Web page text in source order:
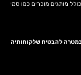
מותגים מוכרים כמו סמי
במטרה להבטיח שלקוחותיה